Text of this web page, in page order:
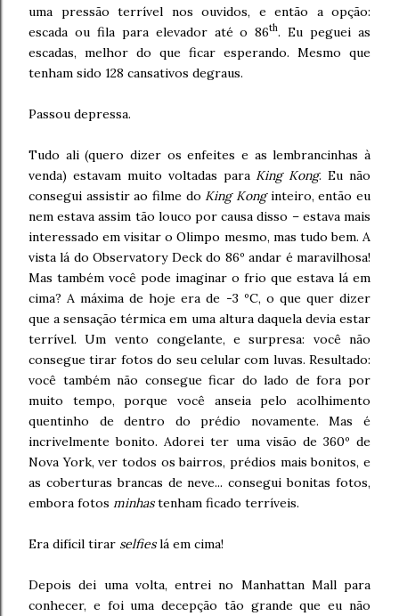
uma pressão terrível nos ouvidos, e então a opção:
escada ou fila para elevador até o 86th. Eu peguei as
escadas, melhor do que ficar esperando. Mesmo que
tenham sido 128 cansativos degraus.
Passou depressa.
Tudo ali (quero dizer os enfeites e as lembrancinhas à
venda) estavam muito voltadas para King Kong. Eu não
consegui assistir ao filme do King Konginteiro, então eu
nem estava assim tão louco por causa disso – estava mais
interessado em visitar o Olimpo mesmo, mas tudo bem. A
vista lá do Observatory Deck do 86º andar é maravilhosa!
Mas também você pode imaginar o frio que estava lá em
cima? A máxima de hoje era de -3 ºC, o que quer dizer
que a sensação térmica em uma altura daquela devia estar
terrível. Um vento congelante, e surpresa: você não
consegue tirar fotos do seu celular com luvas. Resultado:
você também não consegue ficar do lado de fora por
muito tempo, porque você anseia pelo acolhimento
quentinho de dentro do prédio novamente. Mas é
incrivelmente bonito. Adorei ter uma visão de 360º de
Nova York, ver todos os bairros, prédios mais bonitos, e
as coberturas brancas de neve... consegui bonitas fotos,
embora fotos minhastenham ficado terríveis.
Era difícil tirar selfieslá em cima!
Depois dei uma volta, entrei no Manhattan Mall para
conhecer, e foi uma decepção tão grande que eu não